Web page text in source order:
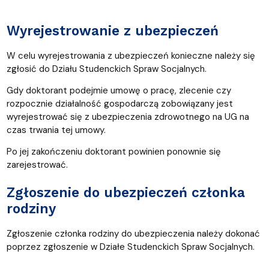
Wyrejestrowanie z ubezpieczeń
W celu wyrejestrowania z ubezpieczeń konieczne należy się
zgłosić do Działu Studenckich Spraw Socjalnych.
Gdy doktorant podejmie umowę o pracę, zlecenie czy
rozpocznie działalność gospodarczą zobowiązany jest
wyrejestrować się z ubezpieczenia zdrowotnego na UG na
czas trwania tej umowy.
Po jej zakończeniu doktorant powinien ponownie się
zarejestrować.
Zgłoszenie do ubezpieczeń członka
rodziny
Zgłoszenie członka rodziny do ubezpieczenia należy dokonać
poprzez zgłoszenie w Działe Studenckich Spraw Socjalnych.